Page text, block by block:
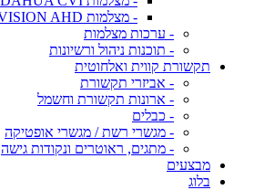
- מצלמות HIKVISION AHD
- ערכות מצלמות
- תוכנות ניהול ורשיונות
תקשורת קווית ואלחוטית
- אביזרי תקשורת
- ארונות תקשורת וחשמל
- כבלים
- מגשרי רשת / מגשרי אופטיקה
- מתגים, ראוטרים ונקודות גישה
מבצעים
בלוג